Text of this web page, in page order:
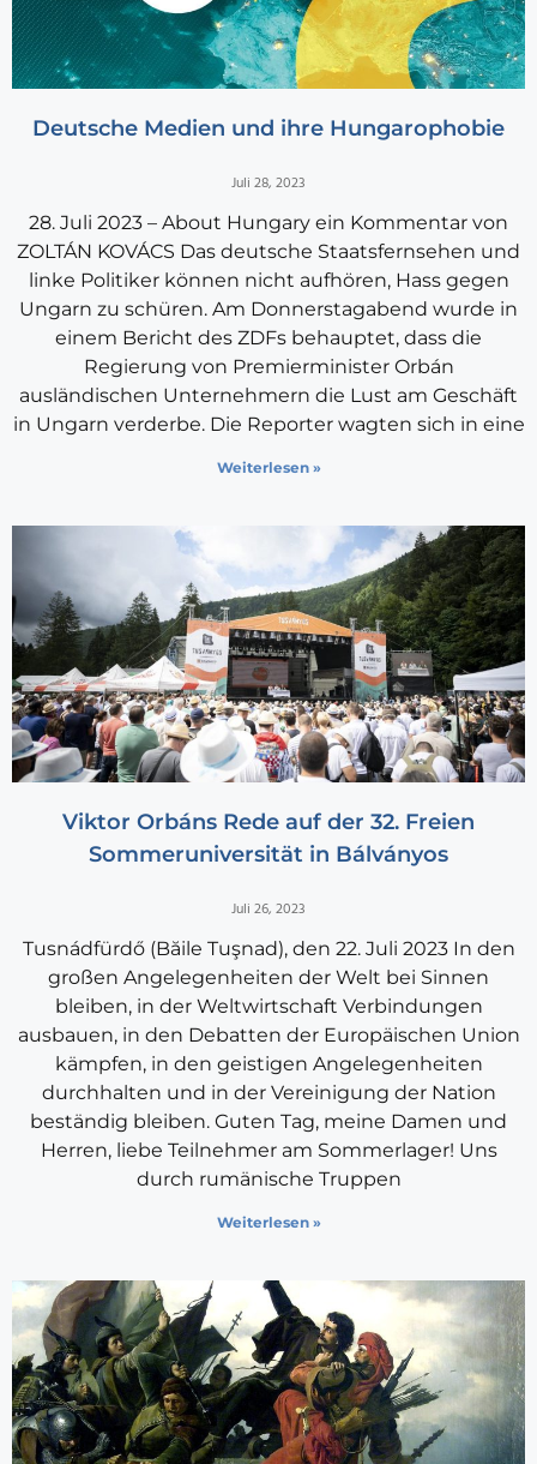
Deutsche Medien und ihre Hungarophobie
Juli 28, 2023
28. Juli 2023 – About Hungary ein Kommentar von
ZOLTÁN KOVÁCS Das deutsche Staatsfernsehen und
linke Politiker können nicht aufhören, Hass gegen
Ungarn zu schüren. Am Donnerstagabend wurde in
einem Bericht des ZDFs behauptet, dass die
Regierung von Premierminister Orbán
ausländischen Unternehmern die Lust am Geschäft
in Ungarn verderbe. Die Reporter wagten sich in eine
Weiterlesen »
Viktor Orbáns Rede auf der 32. Freien
Sommeruniversität in Bálványos
Juli 26, 2023
Tusnádfürdő (Băile Tuşnad), den 22. Juli 2023 In den
großen Angelegenheiten der Welt bei Sinnen
bleiben, in der Weltwirtschaft Verbindungen
ausbauen, in den Debatten der Europäischen Union
kämpfen, in den geistigen Angelegenheiten
durchhalten und in der Vereinigung der Nation
beständig bleiben. Guten Tag, meine Damen und
Herren, liebe Teilnehmer am Sommerlager! Uns
durch rumänische Truppen
Weiterlesen »